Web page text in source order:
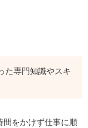
た専門知識やスキ
間をかけず仕事に順